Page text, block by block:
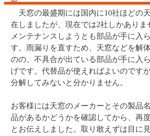
天窓の最盛期には国内に10社ほどの
在しましたが、現在では2社しかありま
メンテナンスしようとも部品が手に入
す。雨漏りを直すため、天窓などを解
のの、不具合が出ている部品が手に入
げです。代替品が使えればよいのです
分解してみないと分かりません。
お客様には天窓のメーカーとその製品
品があるかどうかを確認してから、再
とお伝えしました。取り敢えずは目に